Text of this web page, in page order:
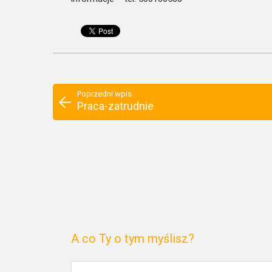
Poprzedni wpis
Praca-zatrudnie
A co Ty o tym myślisz?